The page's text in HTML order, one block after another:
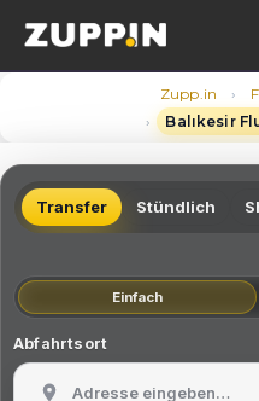
Zupp.in ›
›
Balıkesir
Transfer Stündlich
Einfach
Abfahrtsort